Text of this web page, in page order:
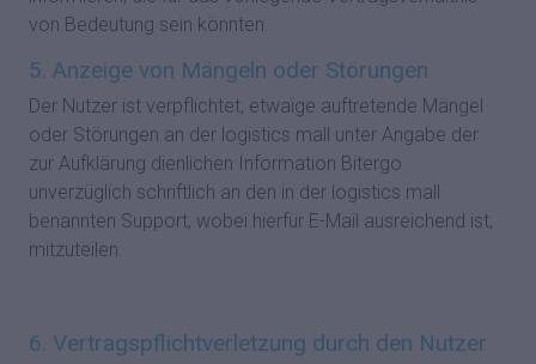
von Bedeutung sein könnten.
5. Anzeige von Mängeln oder Störungen
Der Nutzer ist verpflichtet, etwaige auftretende Mängel
oder Störungen an der logistics mall unter Angabe der
zur Aufklärung dienlichen Information Bitergo
unverzüglich schriftlich an den in der logistics mall
benannten Support, wobei hierfür E-Mail ausreichend ist,
mitzuteilen.
6. Vertragspflichtverletzung durch den Nutzer